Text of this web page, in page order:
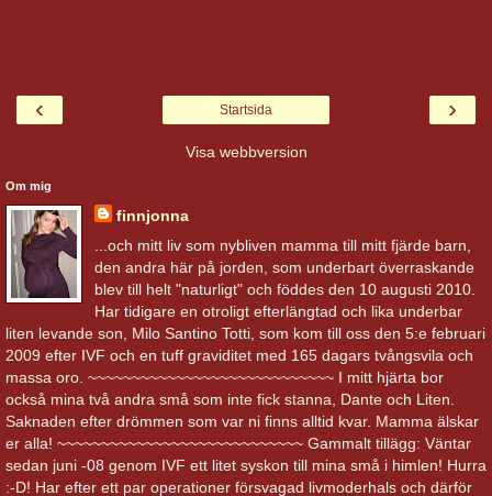
‹ ›
Startsida
Visa webbversion
Om mig
finnjonna
...och mitt liv som nybliven mamma till mitt fjärde barn,
den andra här på jorden, som underbart överraskande
blev till helt "naturligt" och föddes den 10 augusti 2010.
Har tidigare en otroligt efterlängtad och lika underbar
liten levande son, Milo Santino Totti, som kom till oss den 5:e februari
2009 efter IVF och en tuff graviditet med 165 dagars tvångsvila och
massa oro. ~~~~~~~~~~~~~~~~~~~~~~~~~~~~ I mitt hjärta bor
också mina två andra små som inte fick stanna, Dante och Liten.
Saknaden efter drömmen som var ni finns alltid kvar. Mamma älskar
er alla! ~~~~~~~~~~~~~~~~~~~~~~~~~~~~ Gammalt tillägg: Väntar
sedan juni -08 genom IVF ett litet syskon till mina små i himlen! Hurra
:-D! Har efter ett par operationer försvagad livmoderhals och därför